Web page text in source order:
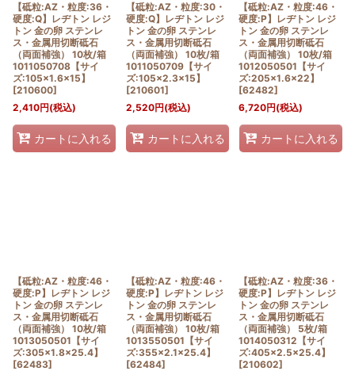
【砥粒:AZ・粒度:36・
硬度:Q】レヂトン レジ
トン 金の卵 ステンレ
ス・金属用切断砥石
（両面補強） 10枚/箱
1011050708【サイ
ズ:105×1.6×15】
[210600]
2,410円(税込)
カートに入れる
【砥粒:AZ・粒度:30・
硬度:Q】レヂトン レジ
トン 金の卵 ステンレ
ス・金属用切断砥石
（両面補強） 10枚/箱
1011050709【サイ
ズ:105×2.3×15】
[210601]
2,520円(税込)
カートに入れる
【砥粒:AZ・粒度:46・
硬度:P】レヂトン レジ
トン 金の卵 ステンレ
ス・金属用切断砥石
（両面補強） 10枚/箱
1012050501【サイ
ズ:205×1.6×22】
[62482]
6,720円(税込)
カートに入れる
【砥粒:AZ・粒度:46・
硬度:P】レヂトン レジ
トン 金の卵 ステンレ
ス・金属用切断砥石
（両面補強） 10枚/箱
1013050501【サイ
ズ:305×1.8×25.4】
[62483]
【砥粒:AZ・粒度:46・
硬度:P】レヂトン レジ
トン 金の卵 ステンレ
ス・金属用切断砥石
（両面補強） 10枚/箱
1013550501【サイ
ズ:355×2.1×25.4】
[62484]
【砥粒:AZ・粒度:36・
硬度:P】レヂトン レジ
トン 金の卵 ステンレ
ス・金属用切断砥石
（両面補強） 5枚/箱
1014050312【サイ
ズ:405×2.5×25.4】
[210602]